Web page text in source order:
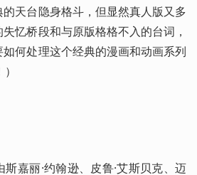
天台隐身格斗，但显然真人版又多
忆桥段和与原版格格不入的台词，
何处理这个经典的漫画和动画系列
嘉丽·约翰逊、皮鲁·艾斯贝克、迈